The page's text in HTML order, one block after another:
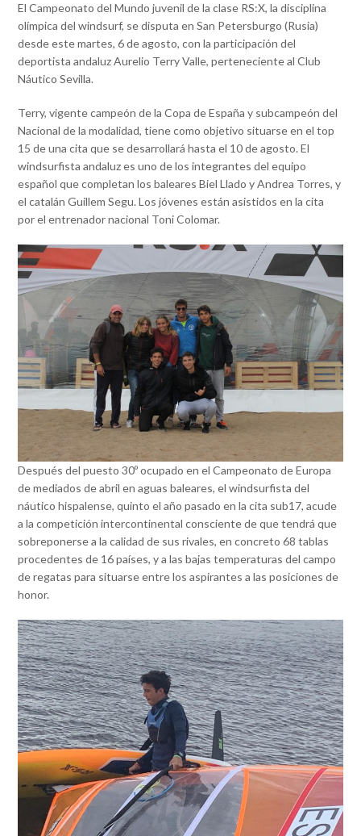
El Campeonato del Mundo juvenil de la clase RS:X, la disciplina
olímpica del windsurf, se disputa en San Petersburgo (Rusia)
desde este martes, 6 de agosto, con la participación del
deportista andaluz Aurelio Terry Valle, perteneciente al Club
Náutico Sevilla.
Terry, vigente campeón de la Copa de España y subcampeón del
Nacional de la modalidad, tiene como objetivo situarse en el top
15 de una cita que se desarrollará hasta el 10 de agosto. El
windsurfista andaluz es uno de los integrantes del equipo
español que completan los baleares Biel Llado y Andrea Torres, y
el catalán Guillem Segu. Los jóvenes están asistidos en la cita
por el entrenador nacional Toni Colomar.
Después del puesto 30º ocupado en el Campeonato de Europa
de mediados de abril en aguas baleares, el windsurfista del
náutico hispalense, quinto el año pasado en la cita sub17, acude
a la competición intercontinental consciente de que tendrá que
sobreponerse a la calidad de sus rivales, en concreto 68 tablas
procedentes de 16 países, y a las bajas temperaturas del campo
de regatas para situarse entre los aspirantes a las posiciones de
honor.